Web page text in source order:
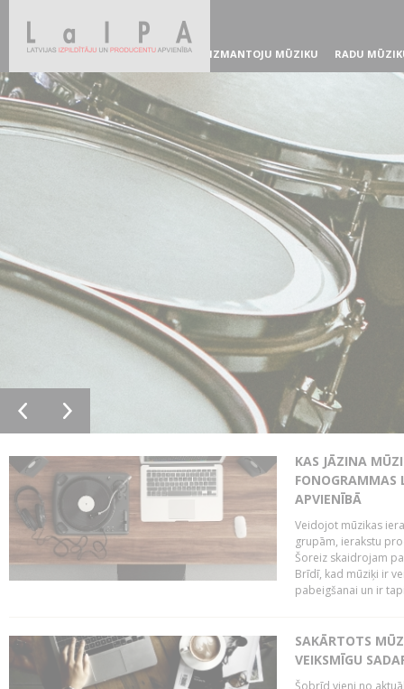
IZMANTOJU MŪZIKU RADU
KAS JĀZINA
FONOGRAMMAS
APVIENĪBĀ
Veidojot mūzikas
grupām, ierakstu
Šoreiz skaidrojam
Brīdī, kad mūziķi ir
pabeigšanai un ir
SAKĀRTOTS
VEIKSMĪGU
Šobrīd vieni no